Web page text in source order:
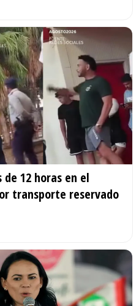
12 horas en el
transporte reservado